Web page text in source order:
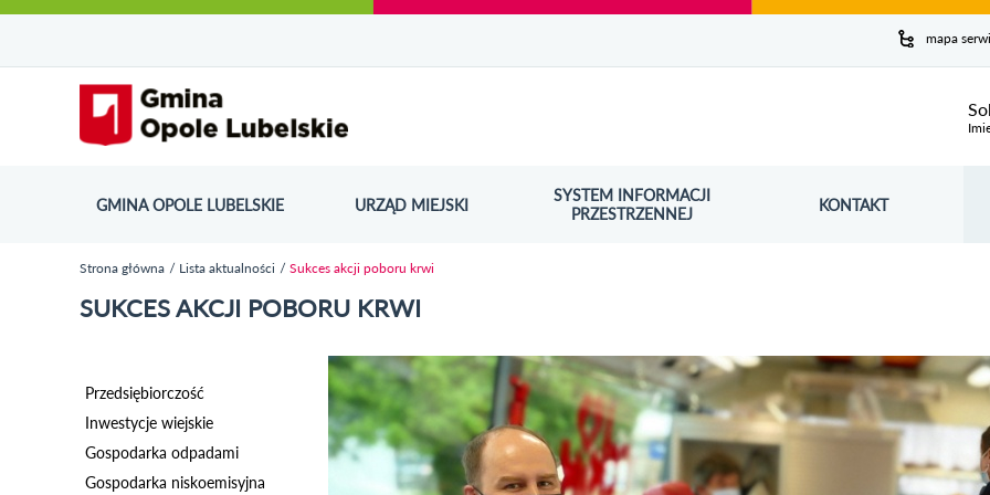
do
strony
do
menu
wyszukiwarki
ścieżki
nawigacyjnej
kategorii
aktualności
do
kalendarza
wydarzeń
do
galerii
do
stopki
mapa
GMINA OPOLE LUBELSKIE URZĄD MIEJSKI
SYSTEM INFORMACJI
PRZESTRZENNEJ
ODNOŚNIK OTWORZY SIĘ W NOWYM OKNIE KONTAKT
Strona główna Lista aktualności Sukces akcji poboru krwi
SUKCES AKCJI POBORU KRWI
Przedsiębiorczość
Inwestycje wiejskie
Gospodarka odpadami
Gospodarka niskoemisyjna